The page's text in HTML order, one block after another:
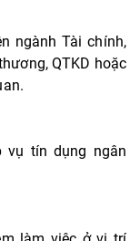
ngành Tài chính,
QTKD hoặc
vụ tín dụng ngân